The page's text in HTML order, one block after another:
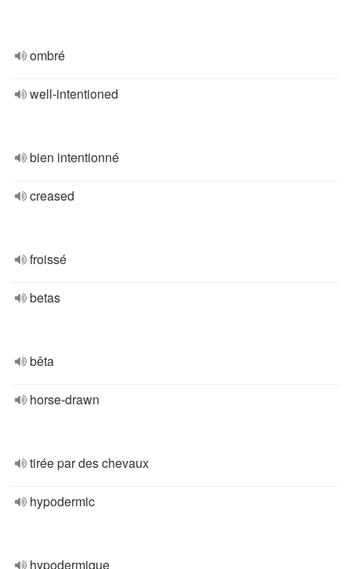
ombré
well-intentioned
bien intentionné
creased
froissé
betas
bêta
horse-drawn
tirée par des chevaux
hypodermic
hypodermique